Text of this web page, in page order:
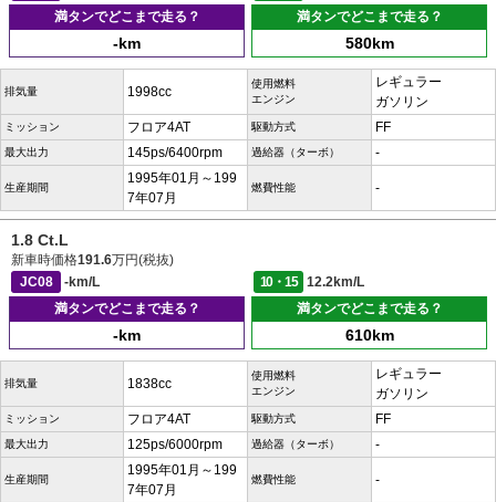
満タンでどこまで走る？
-km
満タンでどこまで走る？
580km
排気量 1998cc
使用燃料
エンジン
レギュラー
ガソリン
ミッション フロア4AT 駆動方式 FF
最大出力 145ps/6400rpm 過給器（ターボ） -
生産期間
1995年01月～199
7年07月
燃費性能 -
1.8 Ct.L
新車時価格191.6万円(税抜)
JC08
-km/L 10・15
12.2km/L
満タンでどこまで走る？
-km
満タンでどこまで走る？
610km
排気量 1838cc
使用燃料
エンジン
レギュラー
ガソリン
ミッション フロア4AT 駆動方式 FF
最大出力 125ps/6000rpm 過給器（ターボ） -
生産期間
1995年01月～199
7年07月
燃費性能 -